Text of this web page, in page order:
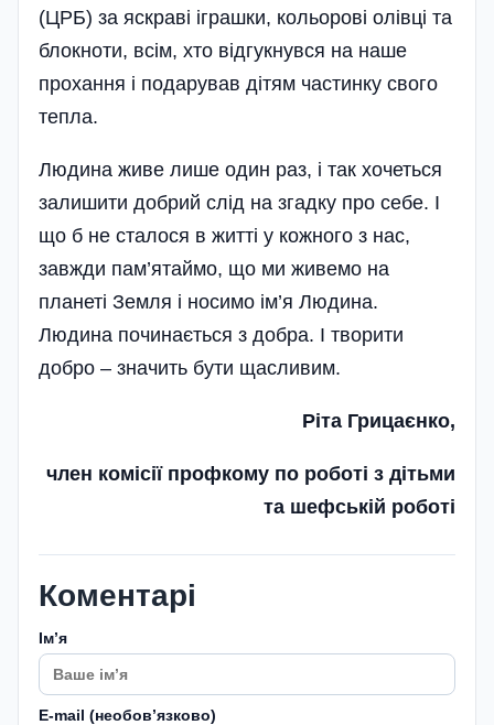
(ЦРБ) за яскраві іграшки­, кольорові олівці та
блокноти, всім, хто відгукнувся на наше
прохання і подарував дітям частинку свого
тепла.
Людина живе лише один раз, і так хочеться
залишити добрий слід на згадку про себе. І
що б не сталося в житті у кожного з нас,
завжди па­м’ятаймо, що ми живемо на
планеті Земля і носимо ім’я Людина.
Людина починається з добра. І творити
добро – значить бути щасливим.
Ріта Грицаєнко,
член комісії профкому по роботі з дітьми
та шефській роботі
Коментарі
Імʼя
E-mail (необовʼязково)